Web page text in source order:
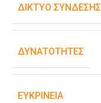
ΔΊΚΤΥΟ ΣΎΝΔΕΣΗΣ
ΔΥΝΑΤΌΤΗΤΕΣ
ΕΥΚΡΊΝΕΙΑ